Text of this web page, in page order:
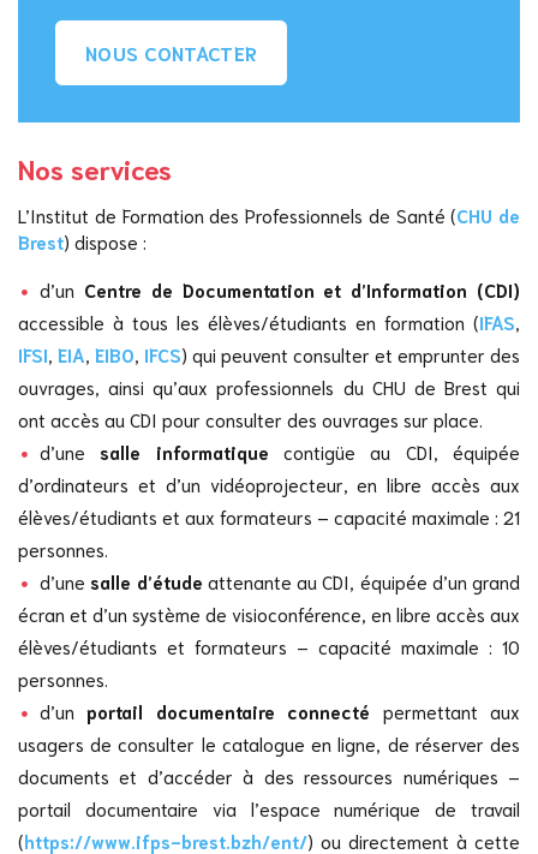
NOUS CONTACTER
Nos services
L’Institut de Formation des Professionnels de Santé (CHU de
Brest) dispose :
d’un Centre de Documentation et d’Information (CDI)
accessible à tous les élèves/étudiants en formation (IFAS,
IFSI, EIA, EIBO, IFCS) qui peuvent consulter et emprunter des
ouvrages, ainsi qu’aux professionnels du CHU de Brest qui
ont accès au CDI pour consulter des ouvrages sur place.
d’unesalle informatique contigüe au CDI, équipée
d’ordinateurs et d’un vidéoprojecteur, en libre accès aux
élèves/étudiants et aux formateurs – capacité maximale : 21
personnes.
d’unesalle d’étude attenante au CDI, équipée d’un grand
écran et d’un système de visioconférence, en libre accès aux
élèves/étudiants et formateurs – capacité maximale : 10
personnes.
d’unportail documentaire connecté permettant aux
usagers de consulter le catalogue en ligne, de réserver des
documents et d’accéder à des ressources numériques –
portail documentaire via l’espace numérique de travail
(https://www.ifps-brest.bzh/ent/) ou directement à cette